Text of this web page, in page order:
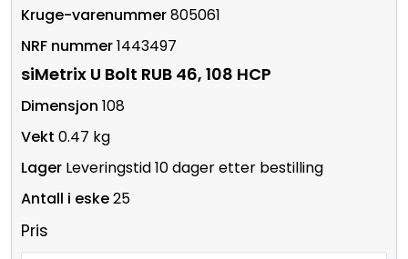
805061
1443497
siMetrix U Bolt RUB 46, 108 HCP
108
0.47 kg
Leveringstid 10 dager etter bestilling
25
Pris